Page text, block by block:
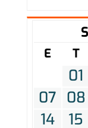
E T
01
07 08
14
15